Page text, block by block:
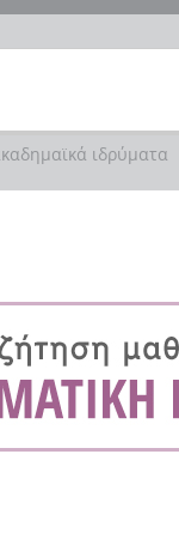
ιδρύματα